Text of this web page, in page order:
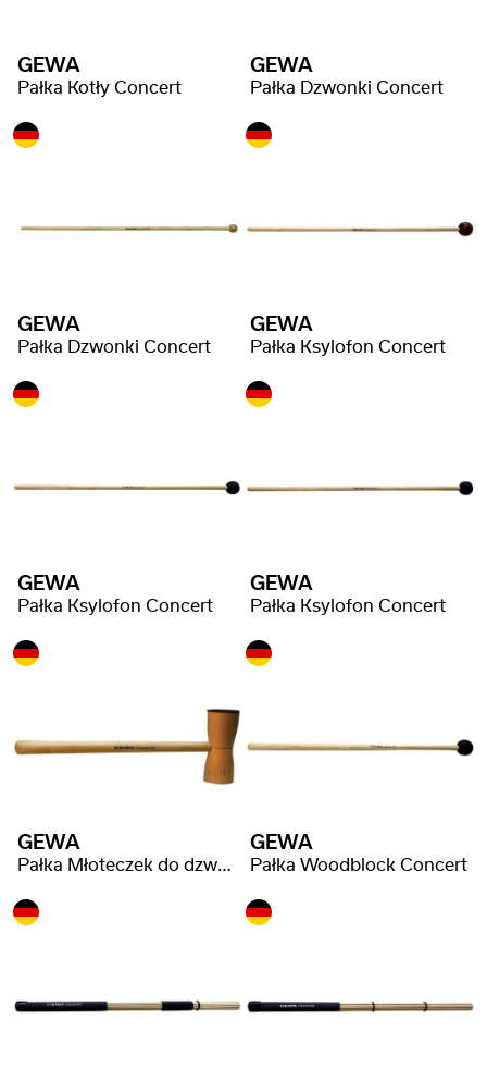
GEWA
Pałka Kotły Concert
GEWA
Pałka Dzwonki Concert
GEWA
Pałka Dzwonki Concert
GEWA
Pałka Ksylofon Concert
GEWA
Pałka Ksylofon Concert
GEWA
Pałka Ksylofon Concert
GEWA
Pałka Młoteczek do dzwonków Concert
GEWA
Pałka Woodblock Concert